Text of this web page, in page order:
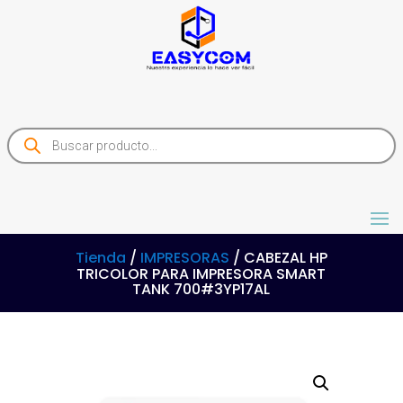
Products
search
Tienda / IMPRESORAS / CABEZAL HP
TRICOLOR PARA IMPRESORA SMART
TANK 700#3YP17AL